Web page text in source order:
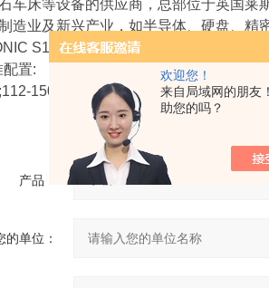
欢迎您！
来自局域网的朋友
助您的吗？
车床等设备的供应商，总部位于英国莱
造业及新兴产业，如半导体、硬盘、精
S128粗糙度仪--- 触摸彩屏 高精度 多
置:
1502标准测针;测针连接线;多刻线
产品：
的单位：